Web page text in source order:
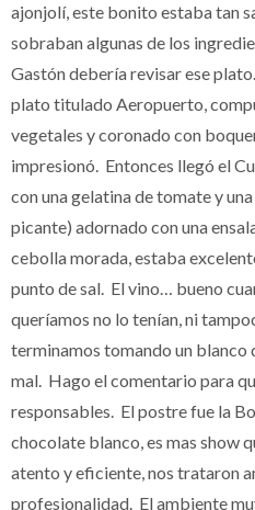
ajonjolí, este bonito estaba tan
sobraban algunas de los
Gastón debería revisar ese
plato titulado Aeropuerto,
vegetales y coronado con
impresionó. Entonces llegó el
con una gelatina de tomate y
picante) adornado con una
cebolla morada, estaba
punto de sal. El vino… bueno
queríamos no lo tenían, ni
terminamos tomando un blanco
mal. Hago el comentario para
responsables. El postre fue la
chocolate blanco, es mas show
atento y eficiente, nos trataron
profesionalidad. El ambiente